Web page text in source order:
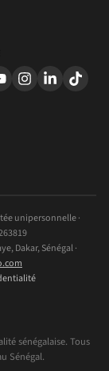
unipersonnelle ·
Dakar, Sénégal ·
sénégalaise. Tous
Sénégal.